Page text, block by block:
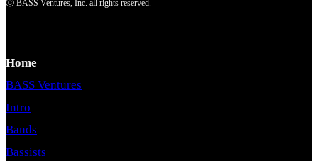
ⓒ BASS Ventures, Inc. all rights reserved.
Home
BASS Ventures
Intro
Bands
Bassists